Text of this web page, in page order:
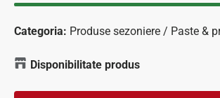
Categoria: Produse sezoniere / Paste &
Disponibilitate produs